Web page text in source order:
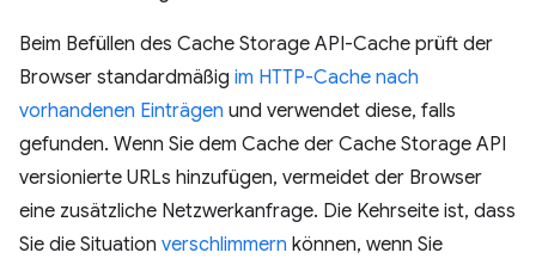
Beim Befüllen des Cache Storage API-Cache prüft der
Browser standardmäßig im HTTP-Cache nach
vorhandenen Einträgen und verwendet diese, falls
gefunden. Wenn Sie dem Cache der Cache Storage API
versionierte URLs hinzufügen, vermeidet der Browser
eine zusätzliche Netzwerkanfrage. Die Kehrseite ist, dass
Sie die Situation verschlimmern können, wenn Sie